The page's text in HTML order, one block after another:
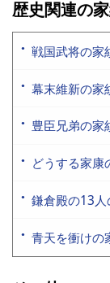
歴史関連の
戦国武将の家
幕末維新の家
豊臣兄弟の家
どうする家康
鎌倉殿の13
青天を衝けの